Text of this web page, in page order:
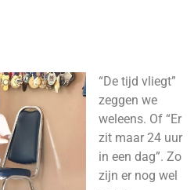
“De tijd vliegt”
zeggen we
weleens. Of “Er
zit maar 24 uur
in een dag”. Zo
zijn er nog wel